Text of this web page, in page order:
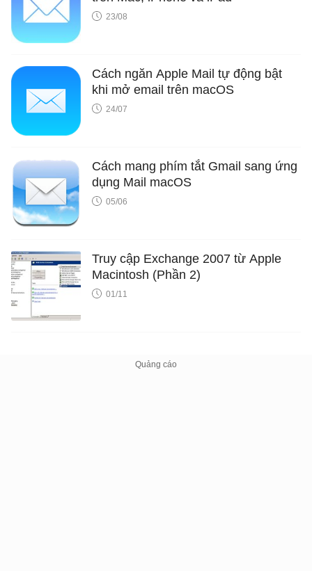
23/08
Cách ngăn Apple Mail tự động bật
khi mở email trên macOS
24/07
Cách mang phím tắt Gmail sang ứng
dụng Mail macOS
05/06
Truy cập Exchange 2007 từ Apple
Macintosh (Phần 2)
01/11